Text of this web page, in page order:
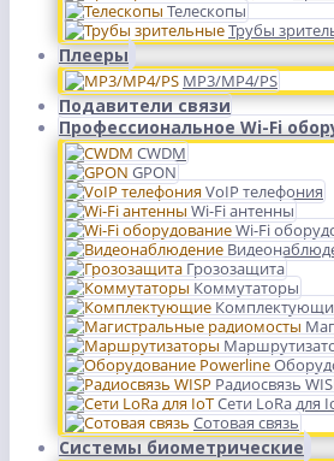
Телескопы
Трубы
Плееры
MP3/MP4/PS
Подавители связи
Профессиональное Wi-Fi
CWDM
GPON
VoIP телефония
Wi-Fi антенны
Wi-Fi
Грозозащита
Коммутаторы
Радиосвязь
Сети LoRa для
Сотовая связь
Системы биометрические